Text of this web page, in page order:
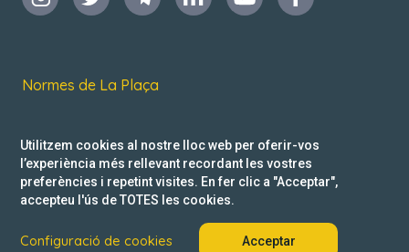
Normes de La Plaça
Política de privacitat
Reclamacions
Utilitzem cookies al nostre lloc web per oferir-vos
l’experiència més rellevant recordant les vostres
preferències i repetint visites. En fer clic a "Acceptar",
accepteu l'ús de TOTES les cookies.
Configuració de cookies Acceptar